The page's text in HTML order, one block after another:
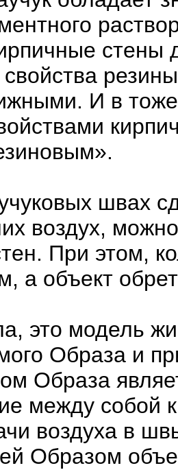
И в
швах
воздух,
При этом,
а объект
это модель
Образа и
Образа
между собой
воздуха в
Образом